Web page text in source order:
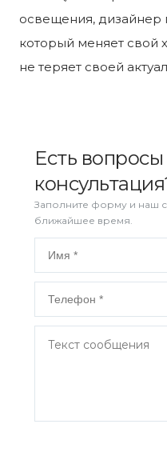
освещения, дизайнер
который меняет свой
не теряет своей
Есть
Заполните форму и наш
ближайшее время.